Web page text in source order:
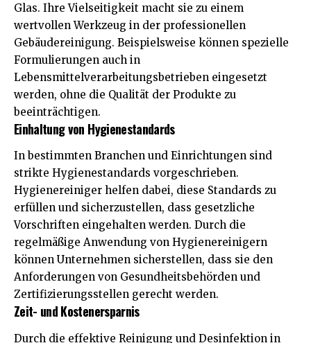
Glas. Ihre Vielseitigkeit macht sie zu einem
wertvollen Werkzeug in der professionellen
Gebäudereinigung. Beispielsweise können spezielle
Formulierungen auch in
Lebensmittelverarbeitungsbetrieben eingesetzt
werden, ohne die Qualität der Produkte zu
beeinträchtigen.
Einhaltung von Hygienestandards
In bestimmten Branchen und Einrichtungen sind
strikte Hygienestandards vorgeschrieben.
Hygienereiniger helfen dabei, diese Standards zu
erfüllen und sicherzustellen, dass gesetzliche
Vorschriften eingehalten werden. Durch die
regelmäßige Anwendung von Hygienereinigern
können Unternehmen sicherstellen, dass sie den
Anforderungen von Gesundheitsbehörden und
Zertifizierungsstellen gerecht werden.
Zeit- und Kostenersparnis
Durch die effektive Reinigung und Desinfektion in